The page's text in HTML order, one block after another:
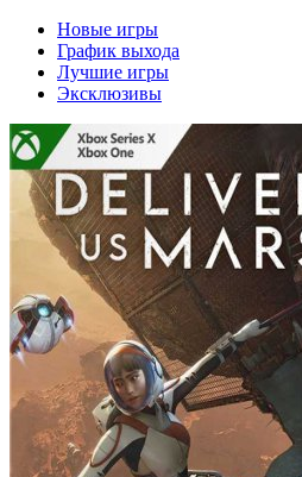
Новые игры
График выхода
Лучшие игры
Эксклюзивы